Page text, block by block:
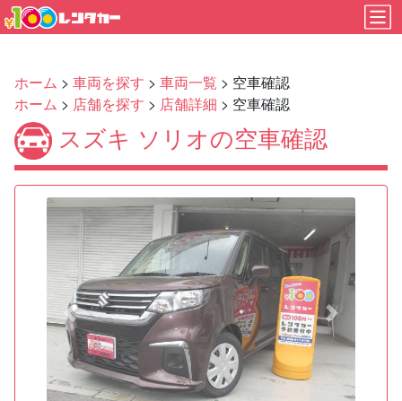
ホーム > 車両を探す > 車両一覧 > 空車確認
ホーム > 店舗を探す > 店舗詳細 > 空車確認
スズキ ソリオの空車確認
Previous Next